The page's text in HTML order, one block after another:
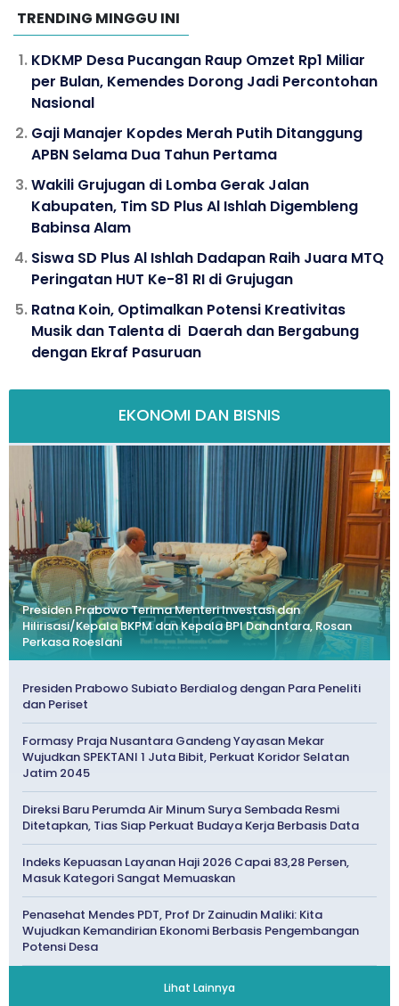
TRENDING MINGGU INI
KDKMP Desa Pucangan Raup Omzet Rp1 Miliar
per Bulan, Kemendes Dorong Jadi Percontohan
Nasional
Gaji Manajer Kopdes Merah Putih Ditanggung
APBN Selama Dua Tahun Pertama
Wakili Grujugan di Lomba Gerak Jalan
Kabupaten, Tim SD Plus Al Ishlah Digembleng
Babinsa Alam
Siswa SD Plus Al Ishlah Dadapan Raih Juara MTQ
Peringatan HUT Ke-81 RI di Grujugan
Ratna Koin, Optimalkan Potensi Kreativitas
Musik dan Talenta di Daerah dan Bergabung
dengan Ekraf Pasuruan
EKONOMI DAN BISNIS
Presiden Prabowo Terima Menteri Investasi dan
Hilirisasi/Kepala BKPM dan Kepala BPI Danantara, Rosan
Perkasa Roeslani
Presiden Prabowo Subiato Berdialog dengan Para Peneliti
dan Periset
Formasy Praja Nusantara Gandeng Yayasan Mekar
Wujudkan SPEKTANI 1 Juta Bibit, Perkuat Koridor Selatan
Jatim 2045
Direksi Baru Perumda Air Minum Surya Sembada Resmi
Ditetapkan, Tias Siap Perkuat Budaya Kerja Berbasis Data
Indeks Kepuasan Layanan Haji 2026 Capai 83,28 Persen,
Masuk Kategori Sangat Memuaskan
Penasehat Mendes PDT, Prof Dr Zainudin Maliki: Kita
Wujudkan Kemandirian Ekonomi Berbasis Pengembangan
Potensi Desa
Lihat Lainnya